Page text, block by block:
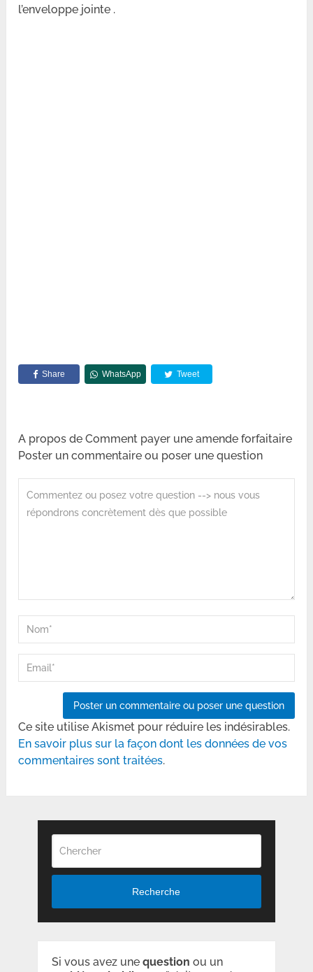
l’enveloppe jointe .
Share WhatsApp Tweet
A propos de Comment payer une amende forfaitaire
Poster un commentaire ou poser une question
Ce site utilise Akismet pour réduire les indésirables.
En savoir plus sur la façon dont les données de vos
commentaires sont traitées.
Recherche
Si vous avez une question ou un